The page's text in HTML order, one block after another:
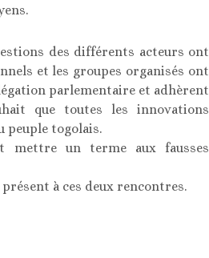
des différents acteurs ont
et les groupes organisés ont
parlementaire et adhèrent
que toutes les innovations
peuple togolais.
mettre un terme aux fausses
à ces deux rencontres.